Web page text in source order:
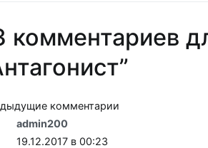
комментариев
”
комментарии
admin200
19.12.2017 в 00:23